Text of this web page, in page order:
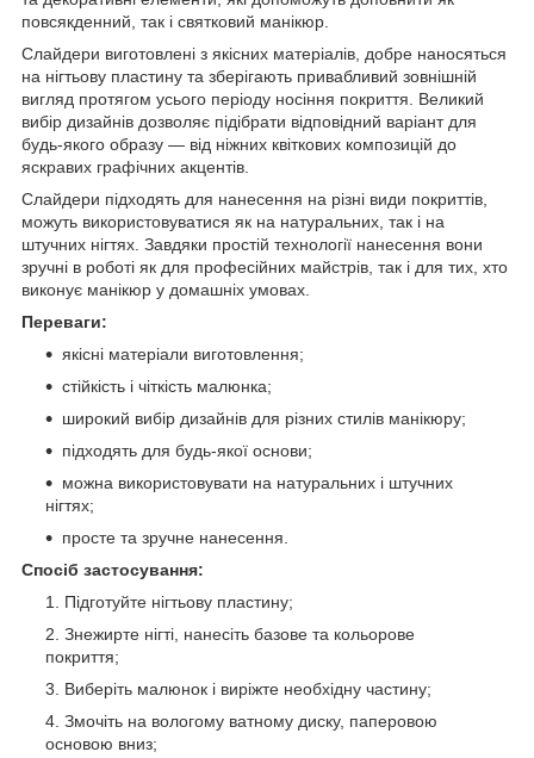
повсякденний, так і святковий манікюр.
Слайдери виготовлені з якісних матеріалів, добре наносяться
на нігтьову пластину та зберігають привабливий зовнішній
вигляд протягом усього періоду носіння покриття. Великий
вибір дизайнів дозволяє підібрати відповідний варіант для
будь-якого образу — від ніжних квіткових композицій до
яскравих графічних акцентів.
Слайдери підходять для нанесення на різні види покриттів,
можуть використовуватися як на натуральних, так і на
штучних нігтях. Завдяки простій технології нанесення вони
зручні в роботі як для професійних майстрів, так і для тих, хто
виконує манікюр у домашніх умовах.
Переваги:
якісні матеріали виготовлення;
стійкість і чіткість малюнка;
широкий вибір дизайнів для різних стилів манікюру;
підходять для будь-якої основи;
можна використовувати на натуральних і штучних
нігтях;
просте та зручне нанесення.
Спосіб застосування:
Підготуйте нігтьову пластину;
Знежирте нігті, нанесіть базове та кольорове
покриття;
Виберіть малюнок і виріжте необхідну частину;
Змочіть на вологому ватному диску, паперовою
основою вниз;